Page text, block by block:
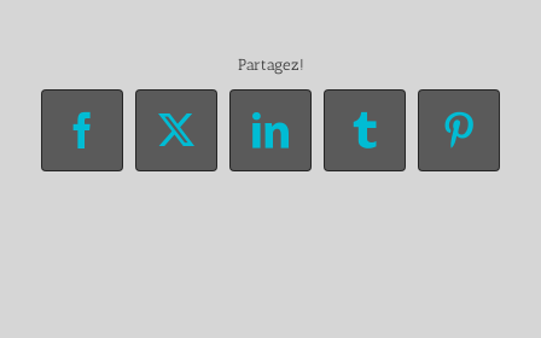
Partagez!
Facebook
X LinkedInTumblr